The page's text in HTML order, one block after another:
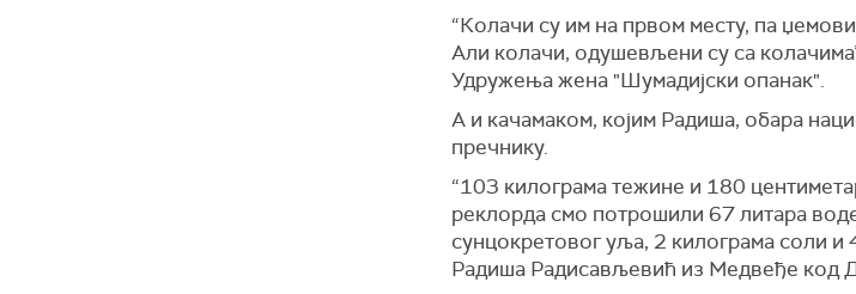
“Колачи су им на првом месту, па
Али колачи, одушевљени су са
Удружења жена "Шумадијски опанак".
А и качамаком, којим Радиша, обара
пречнику.
“103 килограма тежине и 180
реклорда смо потрошили 67 литара
сунцокретовог уља, 2 килограма соли и
Радиша Радисављевић из Медвеђе код